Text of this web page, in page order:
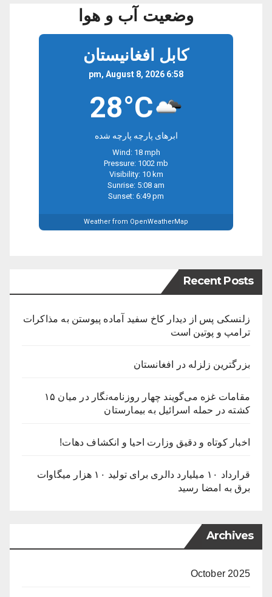
وضعیت آب و هوا
کابل افغانیستان
6:58 pm, August 8, 2026
28°C
ابرهای پارچه پارچه شده
Wind: 18 mph
Pressure: 1002 mb
Visibility: 10 km
Sunrise: 5:08 am
Sunset: 6:49 pm
Weather from OpenWeatherMap
Recent Posts
زلنسکی پس از دیدار کاخ سفید آماده پیوستن به مذاکرات
ترامپ و پوتین است
بزرگترین زلزله در افغانستان
مقامات غزه می‌گویند چهار روزنامه‌نگار در میان ۱۵
کشته در حمله اسرائیل به بیمارستان
اخبار کوتاه و دقیق وزارت احیا و انکشاف دهات!
قرارداد ۱۰ میلیارد دالری برای تولید ۱۰ هزار میگاوات
برق به امضا رسید
Archives
October 2025